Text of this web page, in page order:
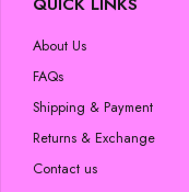
About Us
FAQs
Shipping & Payment
Returns & Exchange
Contact us